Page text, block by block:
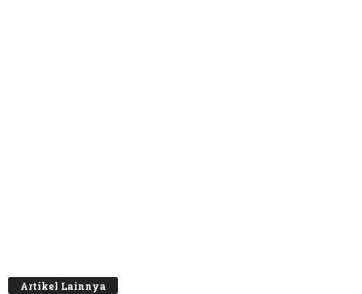
Artikel Lainnya